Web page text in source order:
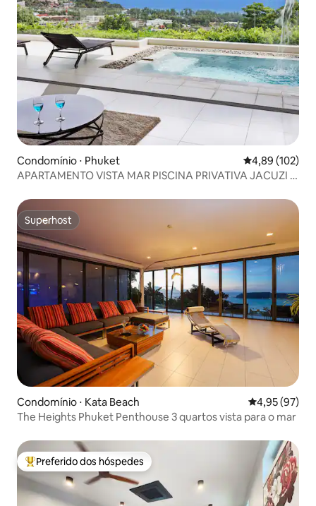
Condomínio ⋅ Phuket 4,89 de uma
4,89 (102)
APARTAMENTO VISTA MAR PISCINA PRIVATIVA JACUZI 3
Superhost
Superhost
Condomínio ⋅ Kata Beach 4,95 de uma
4,95 (97)
The Heights Phuket Penthouse 3 quartos vista para o mar
Entre os melhores preferidos dos hóspedes
Preferido dos hóspedes